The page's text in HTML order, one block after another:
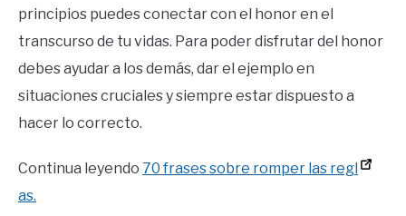
principios puedes conectar con el honor en el
transcurso de tu vidas. Para poder disfrutar del honor
debes ayudar a los demás, dar el ejemplo en
situaciones cruciales y siempre estar dispuesto a
hacer lo correcto.
Continua leyendo 70 frases sobre romper las regl
as.